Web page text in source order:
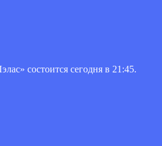
состоится сегодня в 21:45.